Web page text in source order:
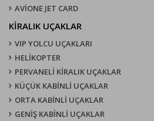
AVİONE JET CARD
KIRALIK UÇAKLAR
VIP YOLCU UÇAKLARI
HELİKOPTER
PERVANELİ KİRALIK UÇAKLAR
KÜÇÜK KABİNLİ UÇAKLAR
ORTA KABİNLİ UÇAKLAR
GENİŞ KABİNLİ UÇAKLAR